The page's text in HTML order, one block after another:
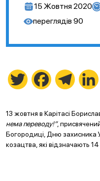
15 Жовтня 2020
переглядів 90
Twitter Facebook
13 жовтня в Карітасі
нема переводу!”,
Богородиці, Дню захисника
козацтва, які відзначають